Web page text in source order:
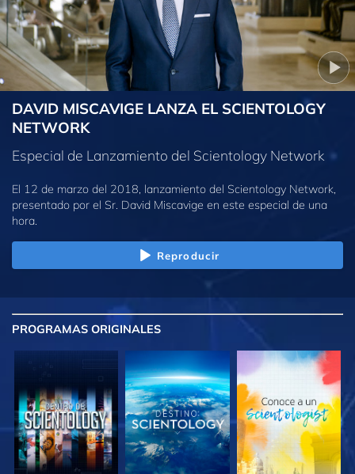
DAVID MISCAVIGE LANZA EL SCIENTOLOGY
NETWORK
Especial de Lanzamiento del Scientology Network
El 12 de marzo del 2018, lanzamiento del Scientology Network,
presentado por el Sr. David Miscavige en este especial de una
hora.
Reproducir
PROGRAMAS ORIGINALES